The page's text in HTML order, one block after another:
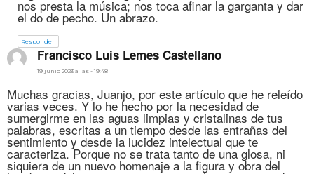
nos presta la música; nos toca afinar la garganta y dar
el do de pecho. Un abrazo.
Responder
Francisco Luis Lemes Castellanodice:
19 junio 2023 a las - 19:48
Muchas gracias, Juanjo, por este artículo que he releído
varias veces. Y lo he hecho por la necesidad de
sumergirme en las aguas limpias y cristalinas de tus
palabras, escritas a un tiempo desde las entrañas del
sentimiento y desde la lucidez intelectual que te
caracteriza. Porque no se trata tanto de una glosa, ni
siquiera de un nuevo homenaje a la figura y obra del